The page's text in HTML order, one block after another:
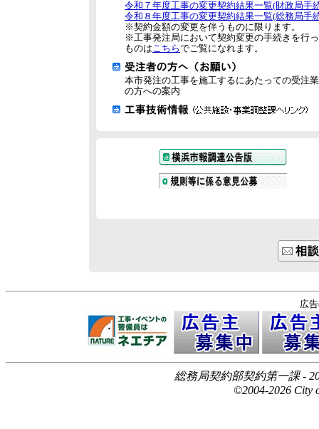
令和７年度工事の変更契約結果一覧(財政局手
令和８年度工事の変更契約結果一覧(総務局手
※契約金額の変更を伴うものに限ります。
※工事発注局において契約変更の手続きを行
ものはこちらでご覧になれます。
本市発注の工事を施工するにあたっての受注
の方への案内
広
総務局契約部契約第一課 -
©2004-2026 City